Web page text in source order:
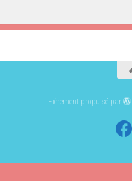
Fièrement propulsé par